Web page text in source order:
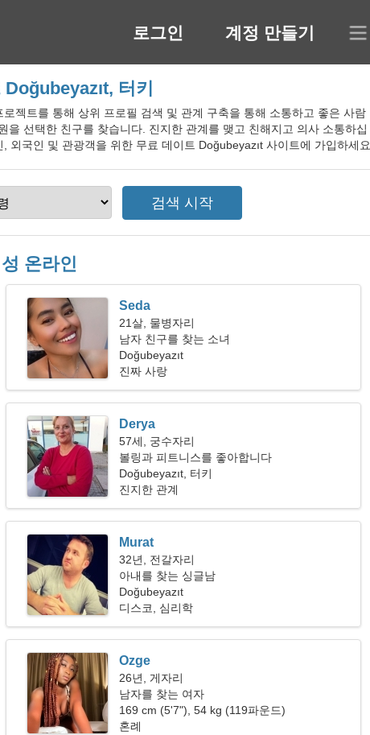
로그인 계정 만들기
터키
젝트를 통해 상위 프로필 검색 및 관계 구축을 통해 소통하고 좋은 사람
선택한 친구를 찾습니다. 진지한 관계를 맺고 친해지고 의사 소통하십
국인 및 관광객을 위한 무료 데이트 Doğubeyazıt 사이트에 가입하세요.
온라인
Seda
21살, 물병자리
남자 친구를 찾는 소녀
Doğubeyazıt
진짜 사랑
Derya
57세, 궁수자리
볼링과 피트니스를 좋아합니다
Doğubeyazıt, 터키
진지한 관계
Murat
32년, 전갈자리
아내를 찾는 싱글남
Doğubeyazıt
디스코, 심리학
Ozge
26년, 게자리
남자를 찾는 여자
169 cm (5'7"), 54 kg (119파운드)
혼례